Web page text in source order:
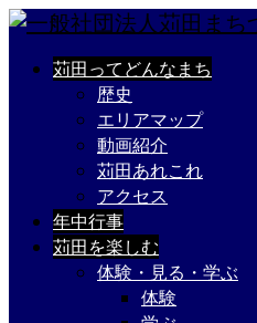
苅田ってどんなまち
歴史
エリアマップ
動画紹介
苅田あれこれ
アクセス
年中行事
苅田を楽しむ
体験・見る・学ぶ
体験